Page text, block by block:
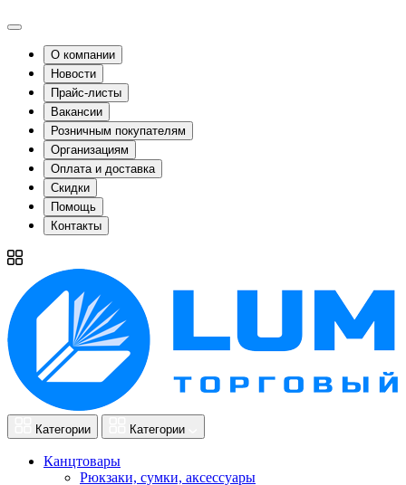
О компании
Новости
Прайс-листы
Вакансии
Розничным покупателям
Организациям
Оплата и доставка
Скидки
Помощь
Контакты
Категории Категории
Канцтовары
Рюкзаки, сумки, аксессуары